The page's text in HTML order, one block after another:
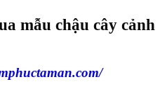
mẫu chậu cây cảnh